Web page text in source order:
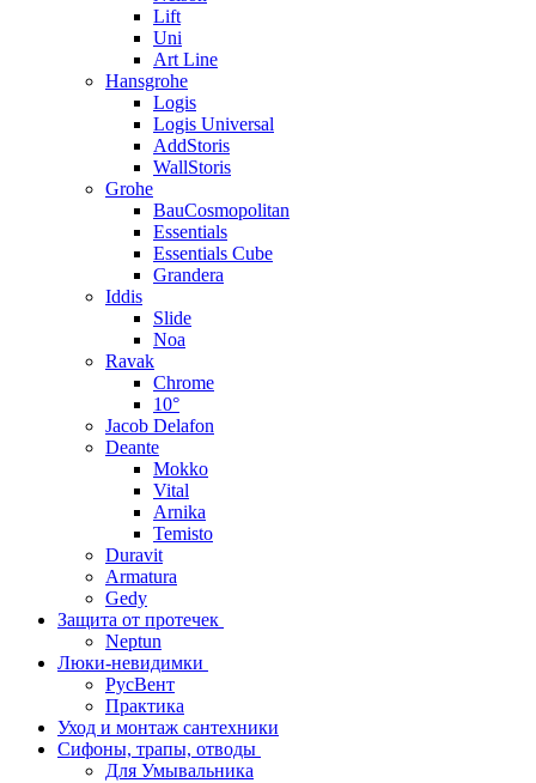
Lift
Uni
Art Line
Hansgrohe
Logis
Logis Universal
AddStoris
WallStoris
Grohe
BauCosmopolitan
Essentials
Essentials Cube
Grandera
Iddis
Slide
Noa
Ravak
Chrome
10°
Jacob Delafon
Deante
Mokko
Vital
Arnika
Temisto
Duravit
Armatura
Gedy
Защита от протечек
Neptun
Люки-невидимки
РусВент
Практика
Уход и монтаж сантехники
Сифоны, трапы, отводы
Для Умывальника